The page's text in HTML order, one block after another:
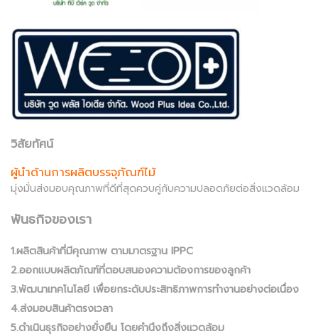
วิสัยทัศน์
ผู้นำด้านการผลิตบรรจุภัณฑ์ไม้
มุ่งมั่นส่งมอบคุณภาพที่ดีที่สุดควบคู่กับความปลอดภัยต่อสิ่งแวดล้อม
พันธกิจของเรา
1.ผลิตสินค้าที่มีคุณภาพ ตามมาตรฐาน IPPC
2.ออกแบบผลิตภัณฑ์ที่ตอบสนองความต้องการของลูกค้า
3.พัฒนาเทคโนโลยี เพื่อยกระดับประสิทธิภาพการทำงานอย่างต่อเนื่อง
4.ส่งมอบสินค้าตรงเวลา
5.ดำเนินธุรกิจอย่างยั่งยืน โดยคำนึงถึงสิ่งแวดล้อม